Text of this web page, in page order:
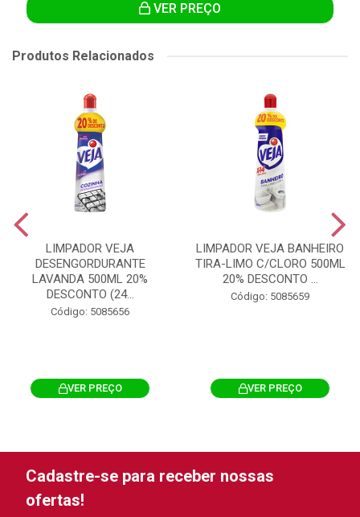
VER PREÇO
Produtos Relacionados
LIMPADOR VEJA
DESENGORDURANTE
LAVANDA 500ML 20%
DESCONTO (24...
Código: 5085656
VER PREÇO
LIMPADOR VEJA BANHEIRO
TIRA-LIMO C/CLORO 500ML
20% DESCONTO ...
Código: 5085659
VER PREÇO
Cadastre-se para receber nossas
ofertas!